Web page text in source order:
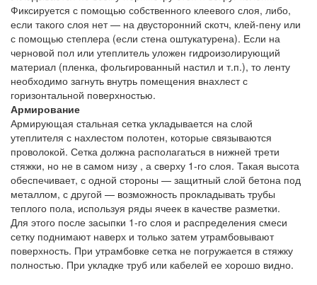
Фиксируется с помощью собственного клеевого слоя, либо,
если такого слоя нет — на двусторонний скотч, клей-пену или
с помощью степлера (если стена оштукатурена). Если на
черновой пол или утеплитель уложен гидроизолирующий
материал (пленка, фольгированный настил и т.п.), то ленту
необходимо загнуть внутрь помещения внахлест с
горизонтальной поверхностью.
Армирование
Армирующая стальная сетка укладывается на слой
утеплителя с нахлестом полотен, которые связываются
проволокой. Сетка должна располагаться в нижней трети
стяжки, но не в самом низу , а сверху 1-го слоя. Такая высота
обеспечивает, с одной стороны — защитный слой бетона под
металлом, с другой — возможность прокладывать трубы
теплого пола, используя ряды ячеек в качестве разметки.
Для этого после засыпки 1-го слоя и распределения смеси
сетку поднимают наверх и только затем утрамбовывают
поверхность. При утрамбовке сетка не погружается в стяжку
полностью. При укладке труб или кабелей ее хорошо видно.